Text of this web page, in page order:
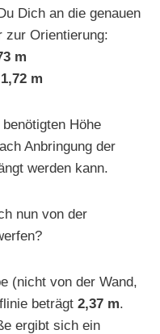
Dich an die genauen
zur Orientierung:
m
1,72 m
Höhe
Anbringung der
werden kann.
nun von der
(nicht von der Wand,
beträgt 2,37 m.
ergibt sich ein